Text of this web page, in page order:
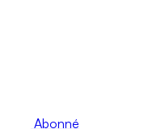
Abonné